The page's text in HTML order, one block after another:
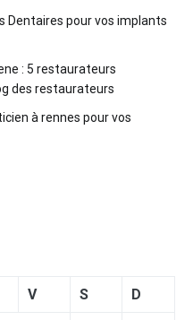
Dentaires pour vos implants
: 5 restaurateurs
des restaurateurs
à rennes pour vos
V S D